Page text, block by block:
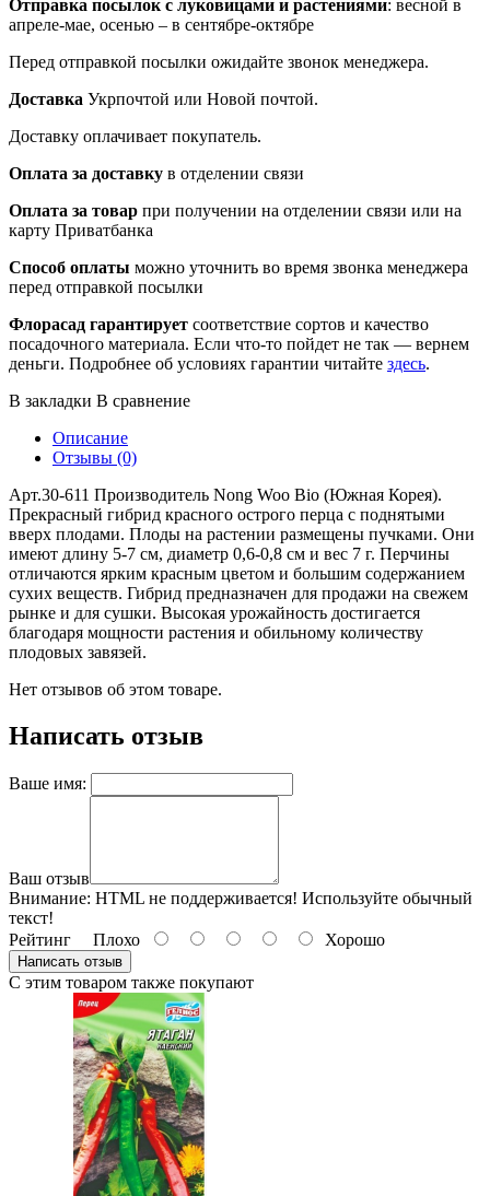
Отправка посылок с луковицами и растениями: весной в
апреле-мае, осенью – в сентябре-октябре
Перед отправкой посылки ожидайте звонок менеджера.
Доставка Укрпочтой или Новой почтой.
Доставку оплачивает покупатель.
Оплата за доставку в отделении связи
Оплата за товар при получении на отделении связи или на
карту Приватбанка
Способ оплаты можно уточнить во время звонка менеджера
перед отправкой посылки
Флорасад гарантирует соответствие сортов и качество
посадочного материала. Если что-то пойдет не так — вернем
деньги. Подробнее об условиях гарантии читайте здесь.
В закладки В сравнение
Описание
Отзывы (0)
Арт.30-611 Производитель Nong Woo Bio (Южная Корея).
Прекрасный гибрид красного острого перца с поднятыми
вверх плодами. Плоды на растении размещены пучками. Они
имеют длину 5-7 см, диаметр 0,6-0,8 см и вес 7 г. Перчины
отличаются ярким красным цветом и большим содержанием
сухих веществ. Гибрид предназначен для продажи на свежем
рынке и для сушки. Высокая урожайность достигается
благодаря мощности растения и обильному количеству
плодовых завязей.
Нет отзывов об этом товаре.
Написать отзыв
Ваше имя:
Ваш отзыв
Внимание: HTML не поддерживается! Используйте обычный
текст!
Рейтинг Плохо Хорошо
Написать отзыв
С этим товаром также покупают